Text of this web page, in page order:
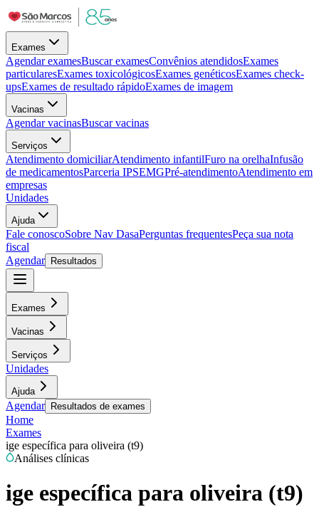
Exames
Agendar examesBuscar examesConvênios atendidosExames
particularesExames toxicológicosExames genéticosExames check-
upsExames de resultado rápidoExames de imagem
Vacinas
Agendar vacinasBuscar vacinas
Serviços
Atendimento domiciliarAtendimento infantilFuro na orelhaInfusão
de medicamentosParceria IPSEMGPré-atendimentoAtendimento em
empresas
Unidades
Ajuda
Fale conoscoSobre Nav DasaPerguntas frequentesPeça sua nota
fiscal
Agendar
Resultados
Exames
Vacinas
Serviços
Unidades
Ajuda
Agendar Resultados de exames
Home
Exames
ige específica para oliveira (t9)
Análises clínicas
ige específica para oliveira (t9)